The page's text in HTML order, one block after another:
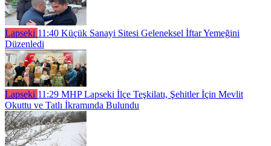
Lapseki 11:40 Küçük Sanayi Sitesi Geleneksel İftar Yemeğini
Düzenledi
Lapseki 11:29 MHP Lapseki İlçe Teşkilatı, Şehitler İçin Mevlit
Okuttu ve Tatlı İkramında Bulundu